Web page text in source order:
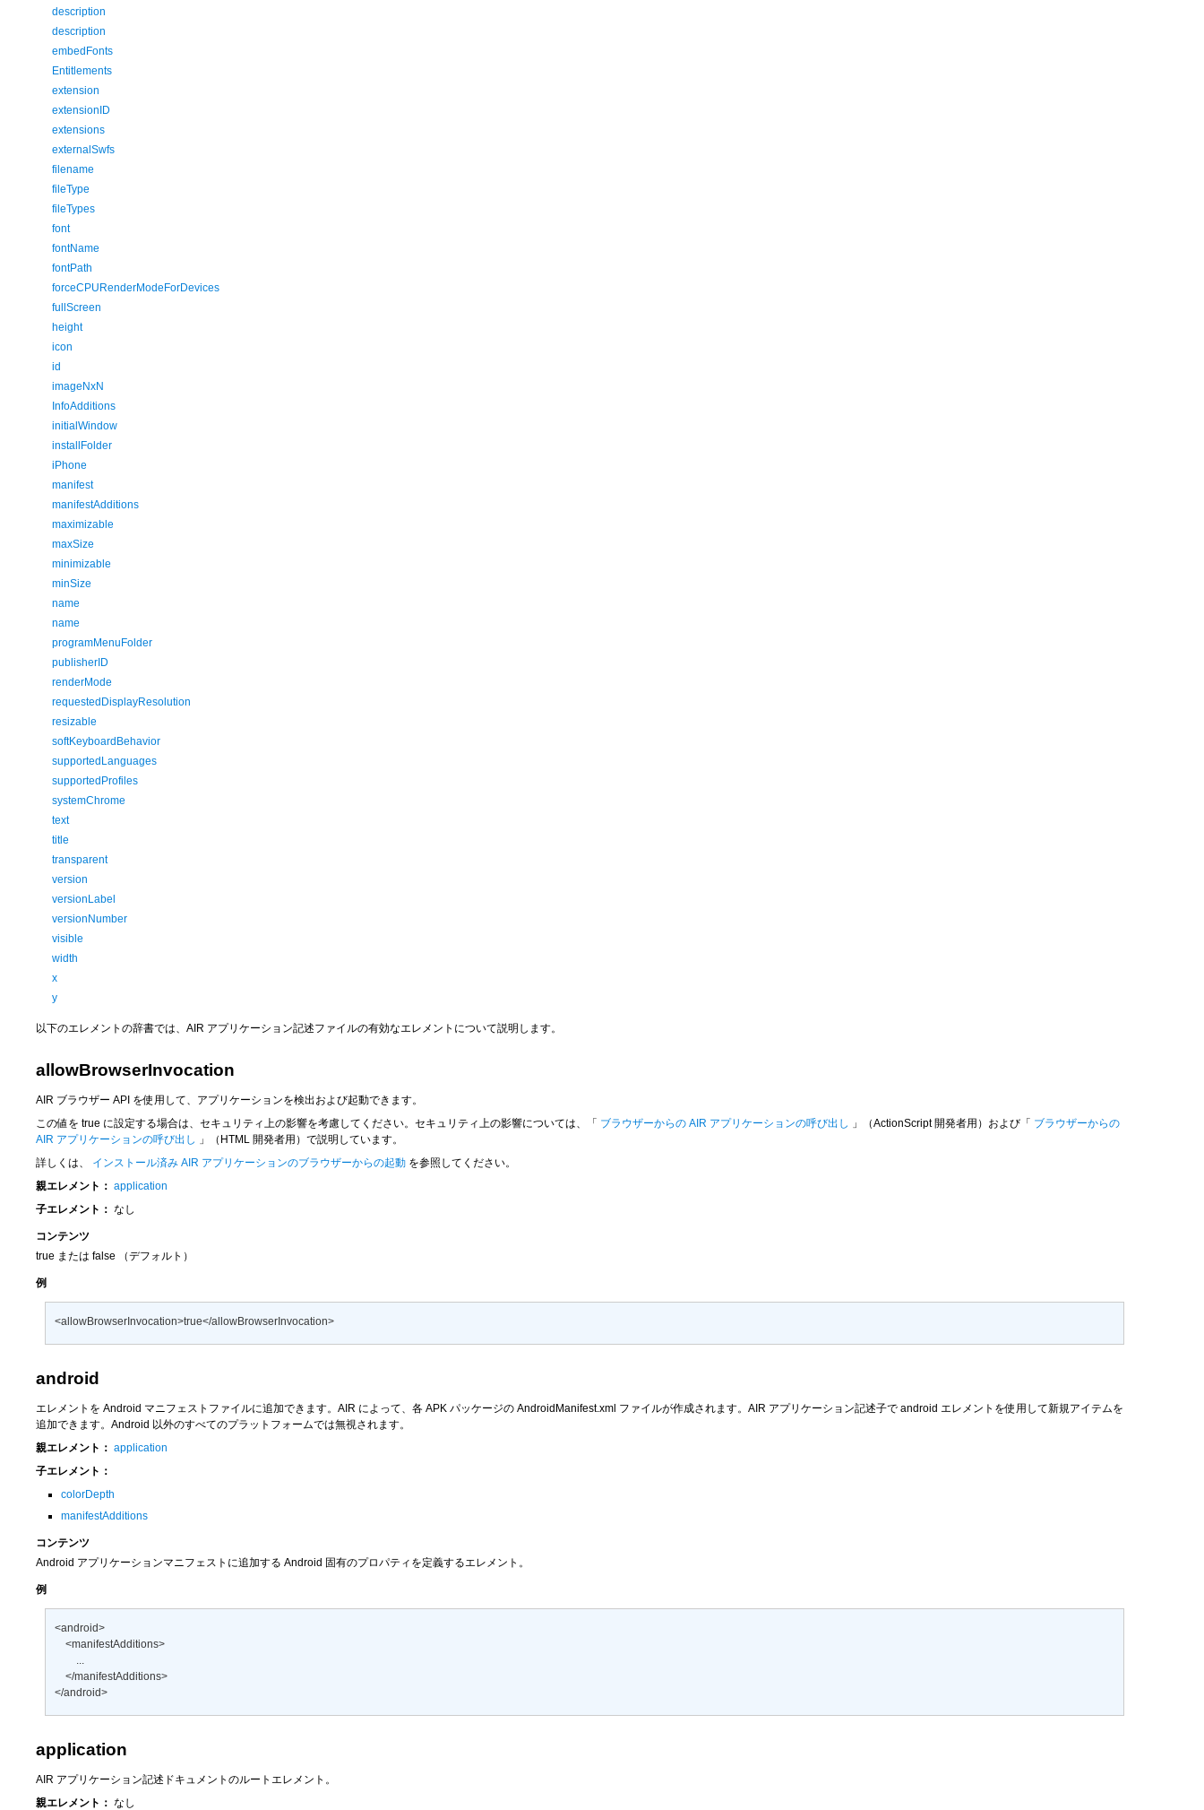
description
description
embedFonts
Entitlements
extension
extensionID
extensions
externalSwfs
filename
fileType
fileTypes
font
fontName
fontPath
forceCPURenderModeForDevices
fullScreen
height
icon
id
imageNxN
InfoAdditions
initialWindow
installFolder
iPhone
manifest
manifestAdditions
maximizable
maxSize
minimizable
minSize
name
name
programMenuFolder
publisherID
renderMode
requestedDisplayResolution
resizable
softKeyboardBehavior
supportedLanguages
supportedProfiles
systemChrome
text
title
transparent
version
versionLabel
versionNumber
visible
width
x
y
以下のエレメントの辞書では、AIR アプリケーション記述ファイルの有効なエレメントについて説明します。
allowBrowserInvocation
AIR ブラウザー API を使用して、アプリケーションを検出および起動できます。
この値を true に設定する場合は、セキュリティ上の影響を考慮してください。セキュリティ上の影響については、「 ブラウザーからの AIR アプリケーションの呼び出し 」（ActionScript 開発者用）および「 ブラウザーからの
AIR アプリケーションの呼び出し
」（HTML 開発者用）で説明しています。
詳しくは、 インストール済み AIR アプリケーションのブラウザーからの起動 を参照してください。
親エレメント： application
子エレメント： なし
コンテンツ
true または false （デフォルト）
例
<allowBrowserInvocation>true</allowBrowserInvocation>
android
エレメントを Android マニフェストファイルに追加できます。AIR によって、各 APK パッケージの AndroidManifest.xml ファイルが作成されます。AIR アプリケーション記述子で android エレメントを使用して新規アイテムを
追加できます。Android 以外のすべてのプラットフォームでは無視されます。
親エレメント： application
子エレメント：
colorDepth
manifestAdditions
コンテンツ
Android アプリケーションマニフェストに追加する Android 固有のプロパティを定義するエレメント。
例
<android>
    <manifestAdditions>
        ...
    </manifestAdditions>
</android>
application
AIR アプリケーション記述ドキュメントのルートエレメント。
親エレメント： なし